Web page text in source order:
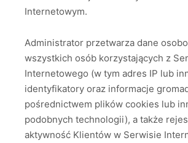
Internetowym.
Administrator przetwarza dane
wszystkich osób korzystających z
Internetowego (w tym adres IP lub
identyfikatory oraz informacje
pośrednictwem plików cookies lub
podobnych technologii), a także
aktywność Klientów w Serwisie